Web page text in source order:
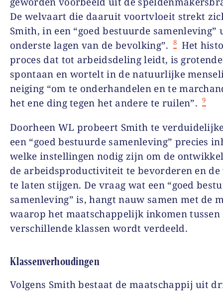
De welvaart die daaruit voortvloeit strekt
Smith, in een “goed bestuurde samenleving”
onderste lagen van de bevolking”.
8 Het
proces dat tot arbeidsdeling leidt, is
spontaan en wortelt in de natuurlijke
neiging “om te onderhandelen en te
het ene ding tegen het andere te ruilen”. 9
Doorheen WL probeert Smith te
een “goed bestuurde samenleving” precies
welke instellingen nodig zijn om de
de arbeidsproductiviteit te bevorderen en
te laten stijgen. De vraag wat een “goed
samenleving” is, hangt nauw samen met de
waarop het maatschappelijk inkomen tussen
verschillende klassen wordt verdeeld.
Klassenverhoudingen
Volgens Smith bestaat de maatschappij uit